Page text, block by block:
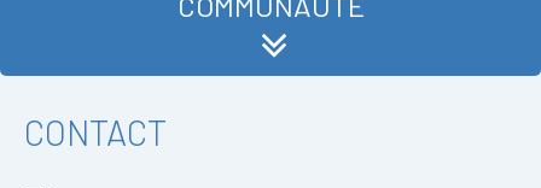
CONTACT